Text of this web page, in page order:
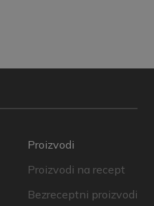
Proizvodi
Proizvodi na recept
Bezreceptni proizvodi